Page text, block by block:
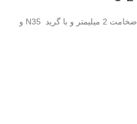
آهنربای نئودیمیوم با قطر 3 میلیمتر و ضخامت 2 میلیمتر و با گرید N35 و